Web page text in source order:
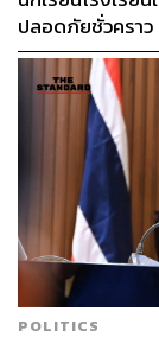
ปลอดภัยชั่วคราว
คลี่คลาย
POLITICS